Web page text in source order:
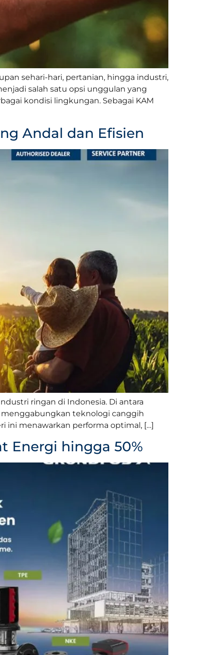
sehari-hari, pertanian, hingga industri,
salah satu opsi unggulan yang
kondisi lingkungan. Sebagai KAM
Andal dan Efisien
ringan di Indonesia. Di antara
menggabungkan teknologi canggih
ini menawarkan performa optimal, […]
Energi hingga 50%